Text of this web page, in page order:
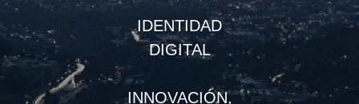
IDENTIDAD
DIGITAL
INNOVACIÓN,